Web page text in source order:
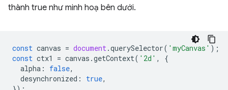
thành true như minh hoạ bên dưới.
const canvas = document.querySelector( 'myCanvas' );
const ctx1 = canvas .getContext( '2d' ,
{
alpha : false,
desynchronized : true,